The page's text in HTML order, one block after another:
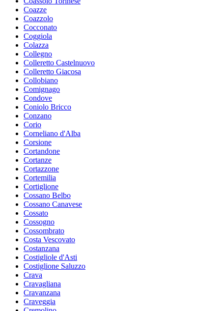
Coazze
Coazzolo
Cocconato
Coggiola
Colazza
Collegno
Colleretto Castelnuovo
Colleretto Giacosa
Collobiano
Comignago
Condove
Coniolo Bricco
Conzano
Corio
Corneliano d'Alba
Corsione
Cortandone
Cortanze
Cortazzone
Cortemilia
Cortiglione
Cossano Belbo
Cossano Canavese
Cossato
Cossogno
Cossombrato
Costa Vescovato
Costanzana
Costigliole d'Asti
Costiglione Saluzzo
Crava
Cravagliana
Cravanzana
Craveggia